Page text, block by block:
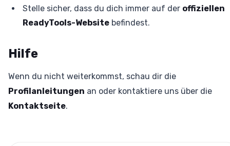
Stelle sicher, dass du dich immer auf der offiziellen
ReadyTools-Website befindest.
Hilfe
Wenn du nicht weiterkommst, schau dir die
Profilanleitungen an oder kontaktiere uns über die
Kontaktseite.